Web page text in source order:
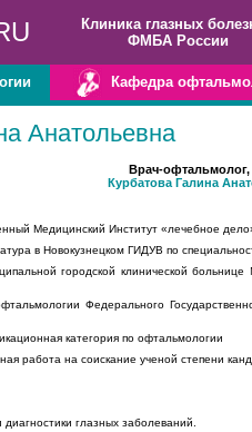
Клиника глазных
ФМБА России
Кафедра
Анатольевна
Врач-офтальмолог,
Курбатова Галина
Медицинский Институт «лечебное
в Новокузнецком ГИДУВ по
городской клинической
Федерального
категория по офтальмологии
работа на соискание ученой степени
глазных заболеваний.